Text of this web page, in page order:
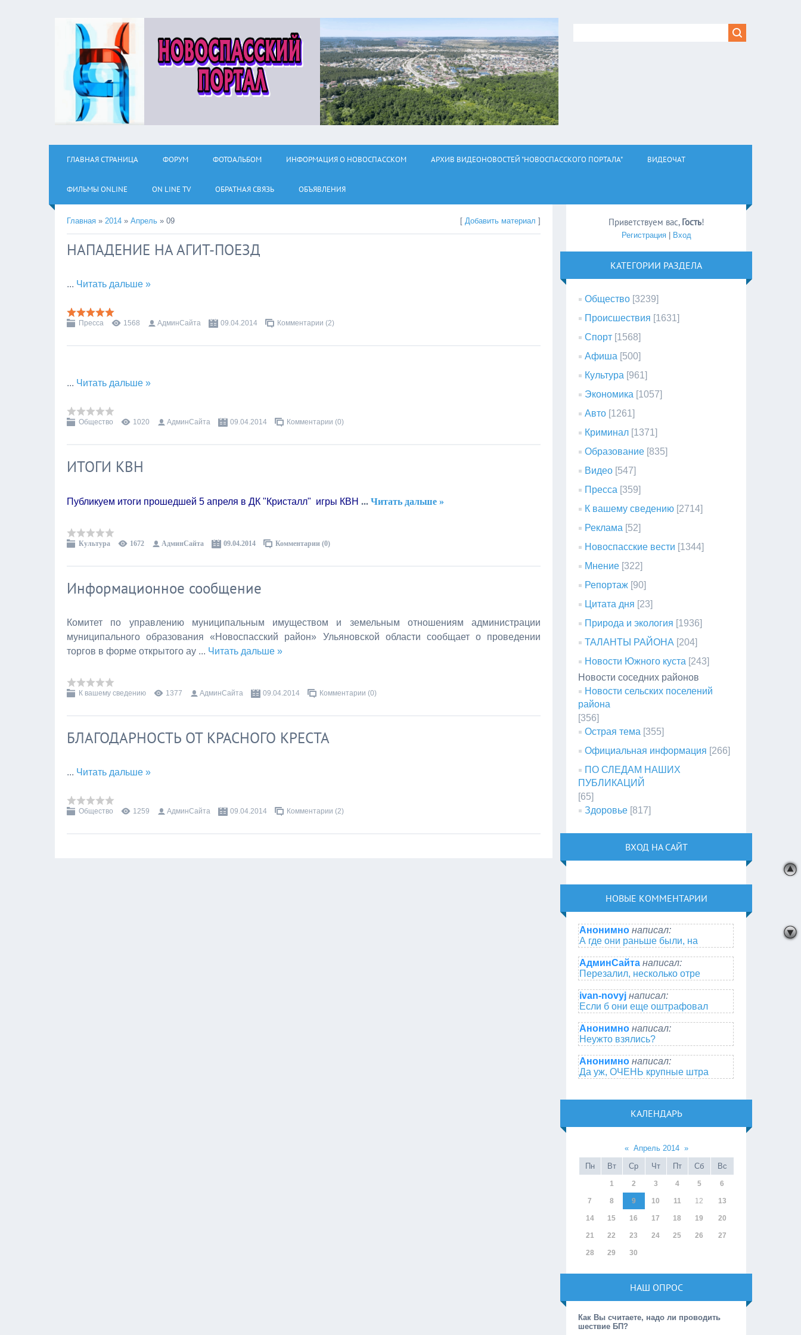
ГЛАВНАЯ СТРАНИЦА ФОРУМ ФОТОАЛЬБОМ ИНФОРМАЦИЯ О НОВОСПАССКОМ АРХИВ ВИДЕОНОВОСТЕЙ "НОВОСПАССКОГО ПОРТАЛА" ВИДЕОЧАТ
ФИЛЬМЫ ОNLINE ON LINE TV ОБРАТНАЯ СВЯЗЬ ОБЪЯВЛЕНИЯ
Главная » 2014 » Апрель » 09 [Добавить материал ]
НАПАДЕНИЕ НА АГИТ-ПОЕЗД
... Читать дальше »
Пресса 1568 АдминСайта 09.04.2014 Комментарии (2)
... Читать дальше »
Общество 1020 АдминСайта 09.04.2014 Комментарии (0)
ИТОГИ КВН
Публикуем итоги прошедшей 5 апреля в ДК "Кристалл" игры КВН ... Читать дальше »
Культура 1672 АдминСайта 09.04.2014 Комментарии (0)
Информационное сообщение
Комитет по управлению муниципальным имуществом и земельным отношениям администрации
муниципального образования «Новоспасский район» Ульяновской области сообщает о проведении
торгов в форме открытого ау ... Читать дальше »
К вашему сведению 1377 АдминСайта 09.04.2014 Комментарии (0)
БЛАГОДАРНОСТЬ ОТ КРАСНОГО КРЕСТА
... Читать дальше »
Общество 1259 АдминСайта 09.04.2014 Комментарии (2)
Приветствуем вас, Гость!
Регистрация| Вход
КАТЕГОРИИ РАЗДЕЛА
Общество [3239]
Происшествия [1631]
Спорт [1568]
Афиша [500]
Культура [961]
Экономика [1057]
Авто [1261]
Криминал [1371]
Образование [835]
Видео [547]
Пресса [359]
К вашему сведению [2714]
Реклама [52]
Новоспасские вести [1344]
Мнение [322]
Репортаж [90]
Цитата дня [23]
Природа и экология [1936]
ТАЛАНТЫ РАЙОНА [204]
Новости Южного куста [243]
Новости соседних районов
Новости сельских поселений
района
[356]
Острая тема [355]
Официальная информация [266]
ПО СЛЕДАМ НАШИХ
ПУБЛИКАЦИЙ
[65]
Здоровье [817]
ВХОД НА САЙТ
НОВЫЕ КОММЕНТАРИИ
Анонимно написал:
А где они раньше были, на
АдминСайта написал:
Перезалил, несколько отре
ivan-novyj написал:
Если б они еще оштрафовал
Анонимно написал:
Неужто взялись?
Анонимно написал:
Да уж, ОЧЕНЬ крупные штра
КАЛЕНДАРЬ
« Апрель 2014 »
Пн
Вт Ср Чт Пт Сб Вс
1 2 3 4 5 6
7 8 9 10 11 12 13
14 15 16 17 18 19 20
21 22 23 24 25 26 27
28 29 30
НАШ ОПРОС
Как Вы считаете, надо ли проводить
шествие БП?